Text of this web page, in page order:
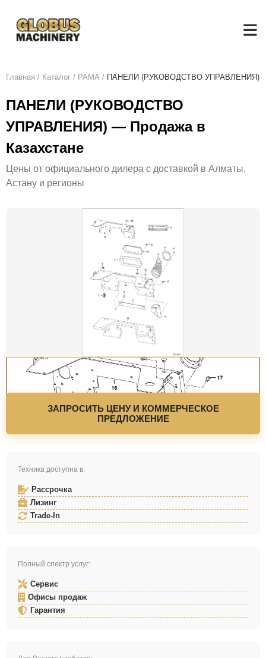
Главная / Каталог / РАМА / ПАНЕЛИ (РУКОВОДСТВО УПРАВЛЕНИЯ)
ПАНЕЛИ (РУКОВОДСТВО
УПРАВЛЕНИЯ) — Продажа в
Казахстане
Цены от официального дилера с доставкой в Алматы,
Астану и регионы
ЗАПРОСИТЬ ЦЕНУ И КОММЕРЧЕСКОЕ
ПРЕДЛОЖЕНИЕ
Техника доступна в:
Рассрочка
Лизинг
Trade-In
Полный спектр услуг:
Сервис
Офисы продаж
Гарантия